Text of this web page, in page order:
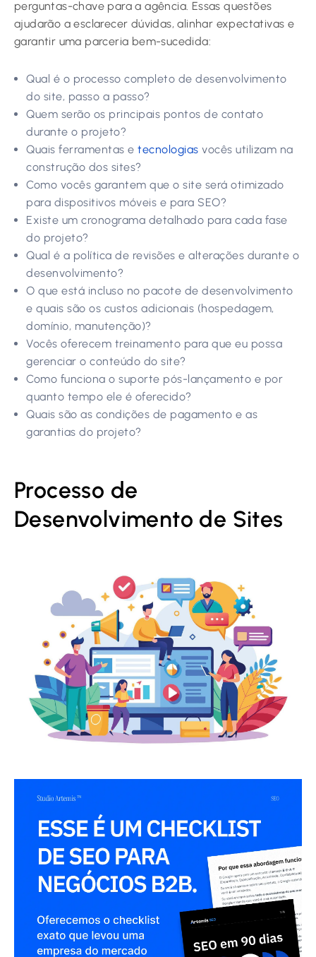
perguntas-chave para a agência. Essas questões
ajudarão a esclarecer dúvidas, alinhar expectativas e
garantir uma parceria bem-sucedida:
Qual é o processo completo de desenvolvimento
do site, passo a passo?
Quem serão os principais pontos de contato
durante o projeto?
Quais ferramentas e tecnologias vocês utilizam na
construção dos sites?
Como vocês garantem que o site será otimizado
para dispositivos móveis e para SEO?
Existe um cronograma detalhado para cada fase
do projeto?
Qual é a política de revisões e alterações durante o
desenvolvimento?
O que está incluso no pacote de desenvolvimento
e quais são os custos adicionais (hospedagem,
domínio, manutenção)?
Vocês oferecem treinamento para que eu possa
gerenciar o conteúdo do site?
Como funciona o suporte pós-lançamento e por
quanto tempo ele é oferecido?
Quais são as condições de pagamento e as
garantias do projeto?
Processo de
Desenvolvimento de Sites